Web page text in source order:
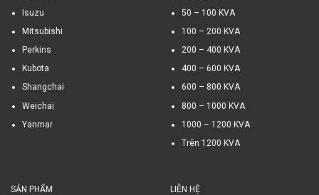
Isuzu
Mitsubishi
Perkins
Kubota
Shangchai
Weichai
Yanmar
50 – 100 KVA
100 – 200 KVA
200 – 400 KVA
400 – 600 KVA
600 – 800 KVA
800 – 1000 KVA
1000 – 1200 KVA
Trên 1200 KVA
SẢN PHẨM LIÊN HỆ